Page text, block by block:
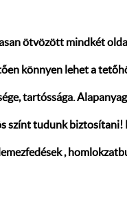
ötvözött mindkét
könnyen lehet a
tartóssága.
színt tudunk
,